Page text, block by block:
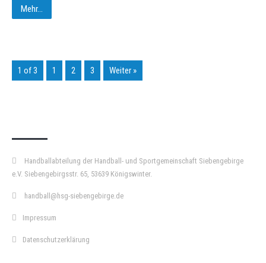
Mehr...
1 of 3 1 2 3 Weiter »
Handballabteilung der Handball- und Sportgemeinschaft Siebengebirge
e.V. Siebengebirgsstr. 65, 53639 Königswinter.
handball@hsg-siebengebirge.de
Impressum
Datenschutzerklärung